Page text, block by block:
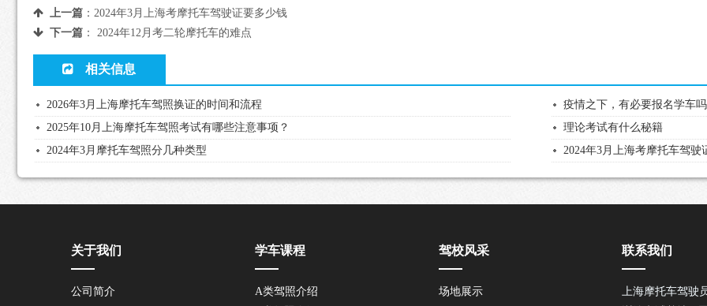
上一篇： 2024年3月上海考摩托车驾驶证要多少钱
下一篇： 2024年12月考二轮摩托车的难点
相关信息
2026年3月上海摩托车驾照换证的时间和流程
疫情之下，有必要报名学车
2025年10月上海摩托车驾照考试有哪些注意事项？
理论考试有什么秘籍
2024年3月摩托车驾照分几种类型
2024年3月上海考摩托车驾驶
关于我们
公司简介
学车课程
A类驾照介绍
驾校风采
场地展示
联系我们
上海摩托车驾驶